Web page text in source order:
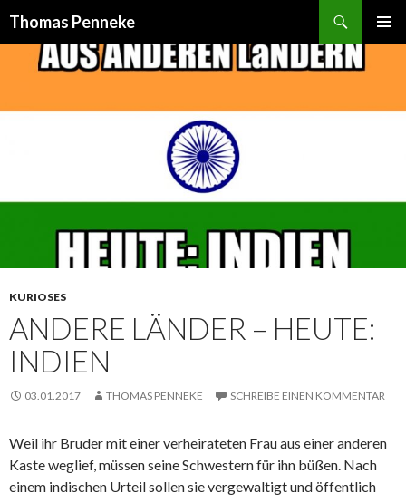
Thomas Penneke
INHALT
KURIOSES
ANDERE LÄNDER – HEUTE:
INDIEN
03.01.2017 THOMAS PENNEKE SCHREIBE EINEN KOMMENTAR
Weil ihr Bruder mit einer verheirateten Frau aus einer anderen
Kaste weglief, müssen seine Schwestern für ihn büßen. Nach
einem indischen Urteil sollen sie vergewaltigt und öffentlich